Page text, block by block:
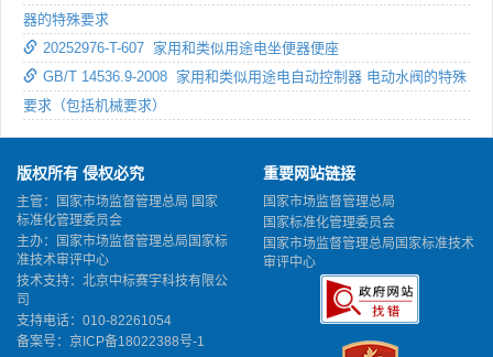
器的特殊要求
20252976-T-607 家用和类似用途电坐便器便座
GB/T 14536.9-2008 家用和类似用途电自动控制器 电动水阀的特殊
要求（包括机械要求）
版权所有 侵权必究
主管：国家市场监督管理总局 国家
标准化管理委员会
主办：国家市场监督管理总局国家标
准技术审评中心
技术支持：北京中标赛宇科技有限公
司
支持电话：010-82261054
备案号： 京ICP备18022388号-1
重要网站链接
国家市场监督管理总局
国家标准化管理委员会
国家市场监督管理总局国家标准技术
审评中心